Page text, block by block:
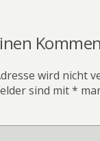
wird nicht
sind mit*